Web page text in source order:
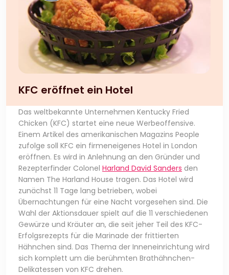
KFC eröffnet ein Hotel
Das weltbekannte Unternehmen Kentucky Fried
Chicken (KFC) startet eine neue Werbeoffensive.
Einem Artikel des amerikanischen Magazins People
zufolge soll KFC ein firmeneigenes Hotel in London
eröffnen. Es wird in Anlehnung an den Gründer und
Rezepterfinder Colonel Harland David Sanders den
Namen The Harland House tragen. Das Hotel wird
zunächst 11 Tage lang betrieben, wobei
Übernachtungen für eine Nacht vorgesehen sind. Die
Wahl der Aktionsdauer spielt auf die 11 verschiedenen
Gewürze und Kräuter an, die seit jeher Teil des KFC-
Erfolgsrezepts für die Marinade der frittierten
Hähnchen sind. Das Thema der Inneneinrichtung wird
sich komplett um die berühmten Brathähnchen-
Delikatessen von KFC drehen.